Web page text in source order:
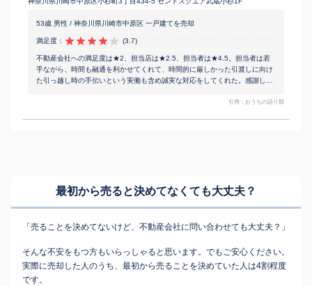
53歳 男性 / 神奈川県川崎市中原区 一戸建てを売却
満足度： (3.7)
不動産会社への満足度は★2、担当店は★2.5、担当者は★4.5。担当者は若
手ながら、時間も融通を利かせてくれて、時間的に厳しかった引渡しに向け
た引っ越し時の手伝いという実働も含め誠実な対応をしてくれた。感謝して
引用：おうちの語り部
最初から売ると決めてなくても大丈夫？
「売ることを決めてないけど、不動産会社に問い合わせても大丈夫？」
そんな不安をもつ方もいらっしゃると思います。でもご安心ください。
実際に売却した人のうち、最初から売ることを決めていた人は4割程度
です。